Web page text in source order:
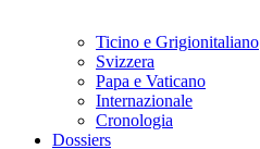
Ticino e Grigionitaliano
Svizzera
Papa e Vaticano
Internazionale
Cronologia
Dossiers